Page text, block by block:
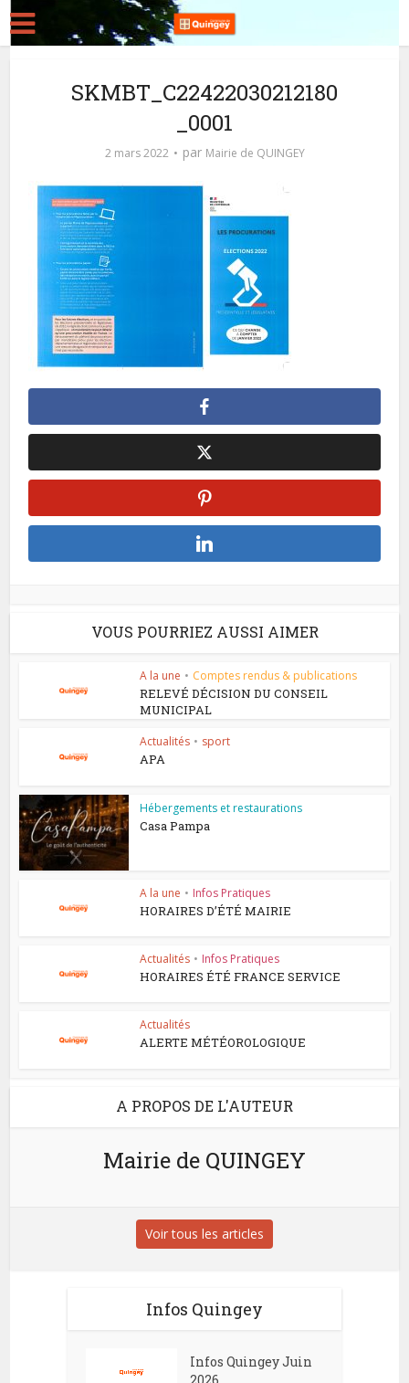
SKMBT_C22422030212180
_0001
2 mars 2022 par Mairie de QUINGEY
VOUS POURRIEZ AUSSI AIMER
A la une • Comptes rendus & publications
RELEVÉ DÉCISION DU CONSEIL
MUNICIPAL
Actualités • sport
APA
Hébergements et restaurations
Casa Pampa
A la une • Infos Pratiques
HORAIRES D’ÉTÉ MAIRIE
Actualités • Infos Pratiques
HORAIRES ÉTÉ FRANCE SERVICE
Actualités
ALERTE MÉTÉOROLOGIQUE
A PROPOS DE L'AUTEUR
Mairie de QUINGEY
Voir tous les articles
Infos Quingey
Infos Quingey Juin